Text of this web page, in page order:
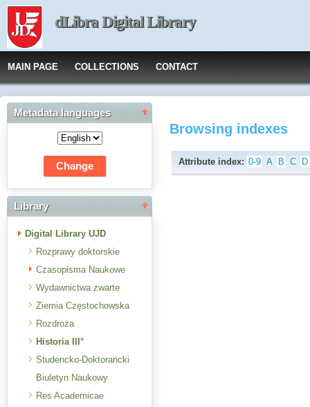
dLibra Digital Library
MAIN PAGE COLLECTIONS CONTACT
Metadata languages
Library
Digital Library UJD
Rozprawy doktorskie
Czasopisma Naukowe
Wydawnictwa zwarte
Ziemia Częstochowska
Rozdroża
Historia III°
Studencko-Doktorancki
Biuletyn Naukowy
Res Academicae
Browsing indexes
Attribute index: 0-9 A B C D